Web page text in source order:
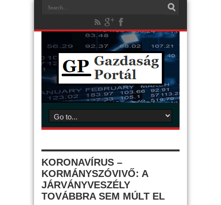
KORONAVÍRUS –
KORMÁNYSZÓVIVŐ: A
JÁRVÁNYVESZÉLY
TOVÁBBRA SEM MÚLT EL